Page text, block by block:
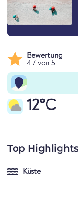
Bewertung
4.7 von 5
12°C
Top Highlights
Küste